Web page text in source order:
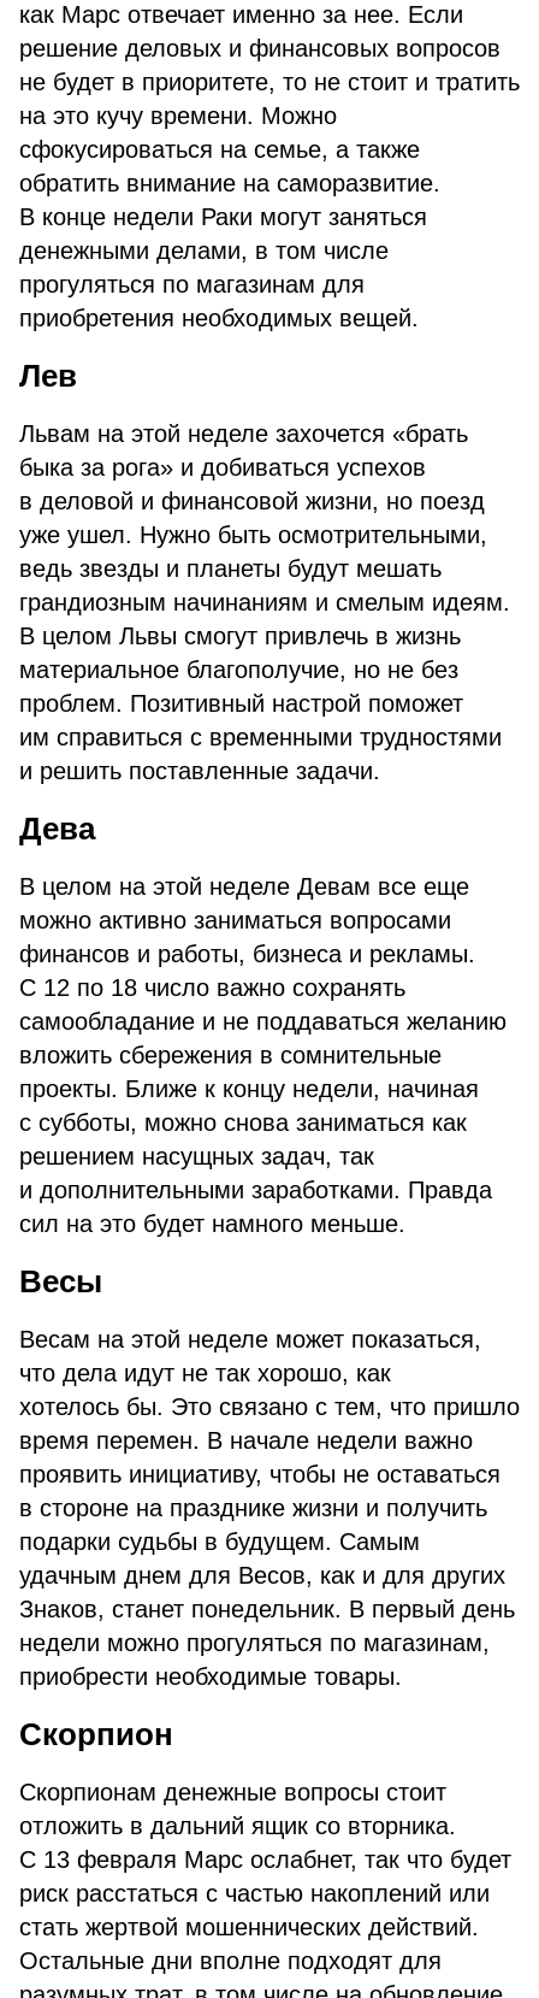
как Марс отвечает именно за нее. Если
решение деловых и финансовых вопросов
не будет в приоритете, то не стоит и тратить
на это кучу времени. Можно
сфокусироваться на семье, а также
обратить внимание на саморазвитие.
В конце недели Раки могут заняться
денежными делами, в том числе
прогуляться по магазинам для
приобретения необходимых вещей.
Лев
Львам на этой неделе захочется «брать
быка за рога» и добиваться успехов
в деловой и финансовой жизни, но поезд
уже ушел. Нужно быть осмотрительными,
ведь звезды и планеты будут мешать
грандиозным начинаниям и смелым идеям.
В целом Львы смогут привлечь в жизнь
материальное благополучие, но не без
проблем. Позитивный настрой поможет
им справиться с временными трудностями
и решить поставленные задачи.
Дева
В целом на этой неделе Девам все еще
можно активно заниматься вопросами
финансов и работы, бизнеса и рекламы.
С 12 по 18 число важно сохранять
самообладание и не поддаваться желанию
вложить сбережения в сомнительные
проекты. Ближе к концу недели, начиная
с субботы, можно снова заниматься как
решением насущных задач, так
и дополнительными заработками. Правда
сил на это будет намного меньше.
Весы
Весам на этой неделе может показаться,
что дела идут не так хорошо, как
хотелось бы. Это связано с тем, что пришло
время перемен. В начале недели важно
проявить инициативу, чтобы не оставаться
в стороне на празднике жизни и получить
подарки судьбы в будущем. Самым
удачным днем для Весов, как и для других
Знаков, станет понедельник. В первый день
недели можно прогуляться по магазинам,
приобрести необходимые товары.
Скорпион
Скорпионам денежные вопросы стоит
отложить в дальний ящик со вторника.
С 13 февраля Марс ослабнет, так что будет
риск расстаться с частью накоплений или
стать жертвой мошеннических действий.
Остальные дни вполне подходят для